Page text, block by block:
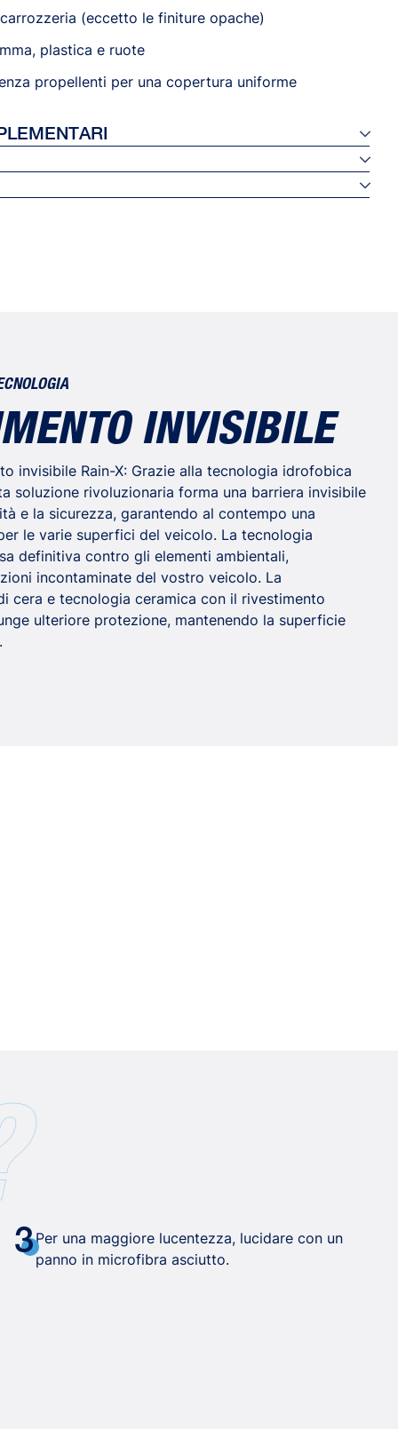
(eccetto le finiture opache)
plastica e ruote
propellenti per una copertura uniforme
sulla superficie da una distanza di circa
INVISIBILE
invisibile Rain-X: Grazie alla tecnologia idrofobica
soluzione rivoluzionaria forma una barriera invisibile
e la sicurezza, garantendo al contempo una
le varie superfici del veicolo. La tecnologia
definitiva contro gli elementi ambientali,
incontaminate del vostro veicolo. La
cera e tecnologia ceramica con il rivestimento
ulteriore protezione, mantenendo la superficie
3Per una maggiore lucentezza, lucidare con un
panno in microfibra asciutto.